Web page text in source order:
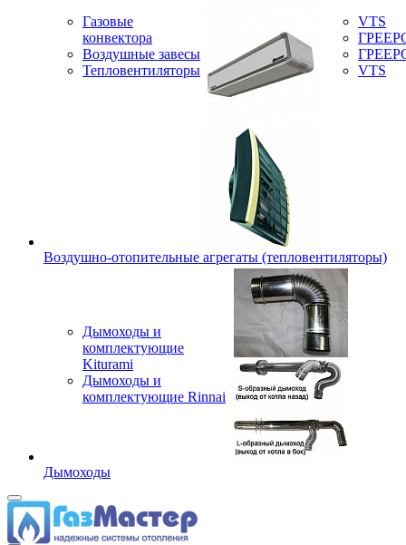
Газовые
конвектора
Воздушные завесы
Тепловентиляторы
VTS
VTS
Воздушно-отопительные агрегаты (тепловентиляторы)
Дымоходы и
комплектующие
Kiturami
Дымоходы и
комплектующие Rinnai
Дымоходы